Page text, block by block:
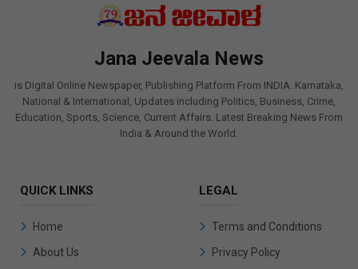
Jana Jeevala News
is Digital Online Newspaper, Publishing Platform From INDIA. Karnataka,
National & International, Updates including Politics, Business, Crime,
Education, Sports, Science, Current Affairs. Latest Breaking News From
India & Around the World.
QUICK LINKS
Home
About Us
LEGAL
Terms and Conditions
Privacy Policy